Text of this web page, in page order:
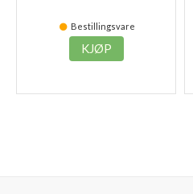
Bestillingsvare
KJØP